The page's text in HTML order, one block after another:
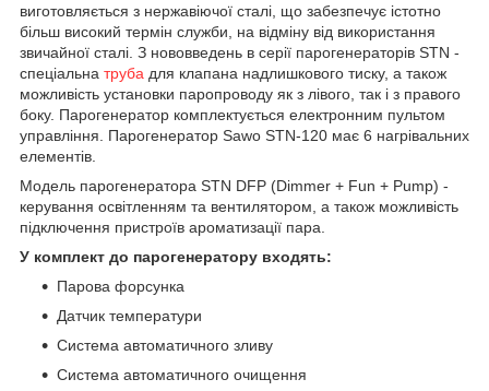
виготовляється з нержавіючої сталі, що забезпечує істотно
більш високий термін служби, на відміну від використання
звичайної сталі. З нововведень в серії парогенераторів STN -
спеціальна труба для клапана надлишкового тиску, а також
можливість установки паропроводу як з лівого, так і з правого
боку. Парогенератор комплектується електронним пультом
управління. Парогенератор Sawo STN-120 має 6 нагрівальних
елементів.
Модель парогенератора STN DFP (Dimmer + Fun + Pump) -
керування освітленням та вентилятором, а також можливість
підключення пристроїв ароматизації пара.
У комплект до парогенератору входять:
Парова форсунка
Датчик температури
Система автоматичного зливу
Система автоматичного очищення